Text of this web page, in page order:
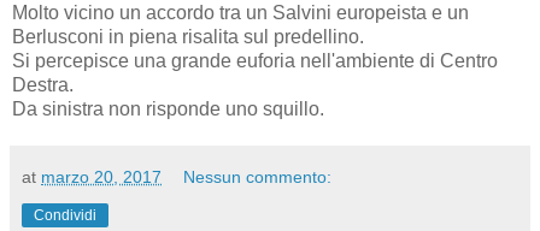
Molto vicino un accordo tra un Salvini europeista e un
Berlusconi in piena risalita sul predellino.
Si percepisce una grande euforia nell'ambiente di Centro
Destra.
Da sinistra non risponde uno squillo.
at marzo 20, 2017 Nessun commento:
Condividi